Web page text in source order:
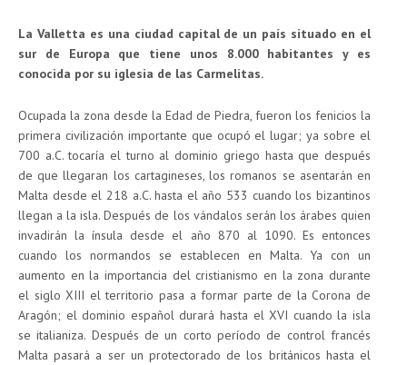
La Valletta es una ciudad capital de un país situado en el
sur de Europa que tiene unos 8.000 habitantes y es
conocida por su iglesia de las Carmelitas.
Ocupada la zona desde la Edad de Piedra, fueron los fenicios la
primera civilización importante que ocupó el lugar; ya sobre el
700 a.C. tocaría el turno al dominio griego hasta que después
de que llegaran los cartagineses, los romanos se asentarán en
Malta desde el 218 a.C. hasta el año 533 cuando los bizantinos
llegan a la isla. Después de los vándalos serán los árabes quien
invadirán la ínsula desde el año 870 al 1090. Es entonces
cuando los normandos se establecen en Malta. Ya con un
aumento en la importancia del cristianismo en la zona durante
el siglo XIII el territorio pasa a formar parte de la Corona de
Aragón; el dominio español durará hasta el XVI cuando la isla
se italianiza. Después de un corto período de control francés
Malta pasará a ser un protectorado de los británicos hasta el